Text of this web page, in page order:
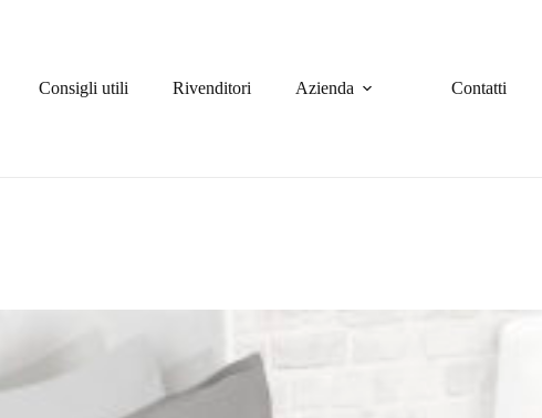
Consigli utili Rivenditori Azienda Contatti